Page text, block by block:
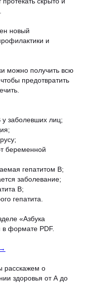
новый
и
можно получить всю
предотвратить
у заболевших лиц;
беременной
гепатитом В;
заболевание;
В;
гепатита.
«Азбука
в формате PDF.
расскажем о
здоровья от А до